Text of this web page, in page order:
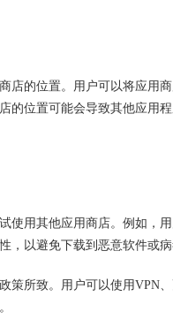
店的位置。用户可以将应用
的位置可能会导致其他应用程
使用其他应用商店。例如，
，以避免下载到恶意软件或病
策所致。用户可以使用VPN